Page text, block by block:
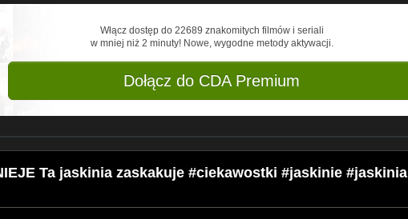
Włącz dostęp do 22689 znakomitych filmów i seriali
w mniej niż 2 minuty! Nowe, wygodne metody aktywacji.
Dołącz do CDA Premium
Ta jaskinia zaskakuje #ciekawostki #jaskinie #jaskinia